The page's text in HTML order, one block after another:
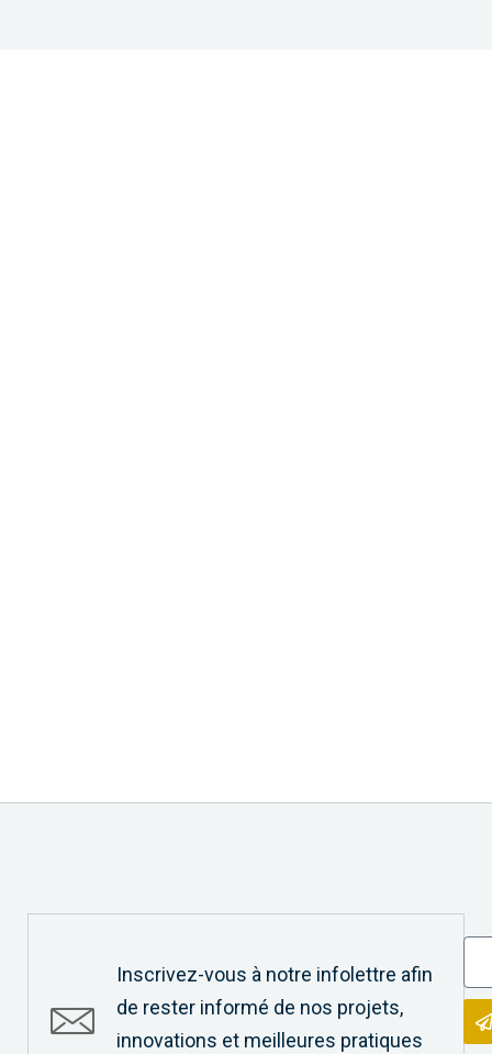
Inscrivez-vous à notre infolettre afin
de rester informé de nos projets,
innovations et meilleures pratiques